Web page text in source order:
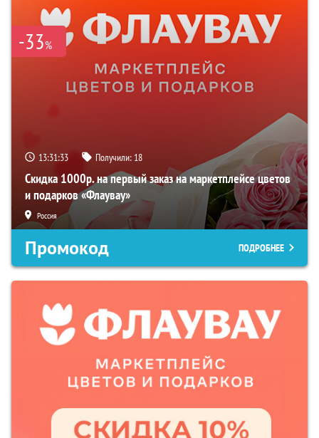
-33%
13:31:32 Получили: 18
Скидка 1000р. на первый заказ на маркетплейсе цветов
и подарков «Флаувау»
Россия
Промокод ПОДРОБНЕЕ